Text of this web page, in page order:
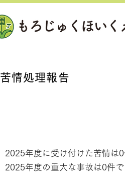
苦情処理報告
2025年度に受け付けた苦情は
2025年度の重大な事故は0件で